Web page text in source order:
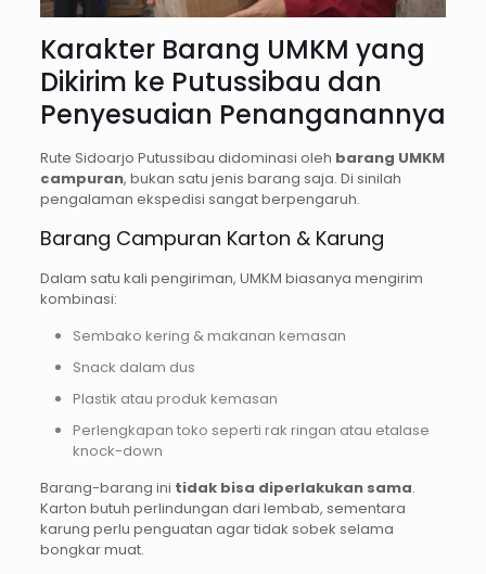
Karakter Barang UMKM yang
Dikirim ke Putussibau dan
Penyesuaian Penanganannya
Rute Sidoarjo Putussibau didominasi oleh barang UMKM
campuran, bukan satu jenis barang saja. Di sinilah
pengalaman ekspedisi sangat berpengaruh.
Barang Campuran Karton & Karung
Dalam satu kali pengiriman, UMKM biasanya mengirim
kombinasi:
Sembako kering & makanan kemasan
Snack dalam dus
Plastik atau produk kemasan
Perlengkapan toko seperti rak ringan atau etalase
knock-down
Barang-barang ini tidak bisa diperlakukan sama.
Karton butuh perlindungan dari lembab, sementara
karung perlu penguatan agar tidak sobek selama
bongkar muat.